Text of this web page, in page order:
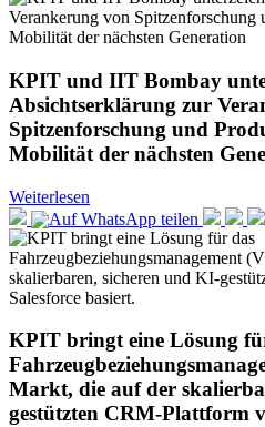
KPIT und IIT Bombay
Absichtserklärung zur
Spitzenforschung und
Mobilität der nächsten
Weiterlesen
KPIT bringt eine Lösung
Markt, die auf der
gestützten CRM-Plattform